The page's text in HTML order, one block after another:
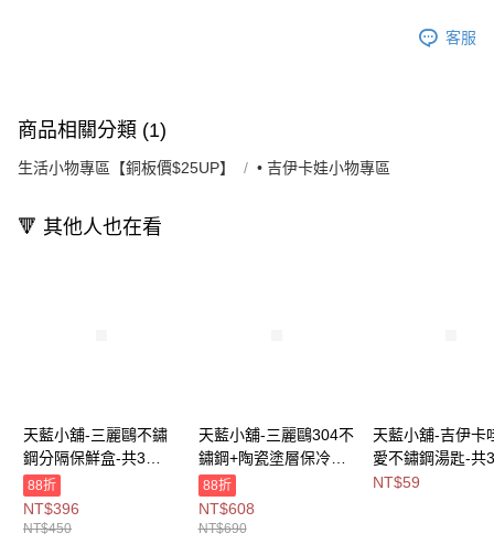
客服
商品相關分類 (1)
生活小物專區【銅板價$25UP】 • 吉伊卡娃小物專區
🔻 其他人也在看
天藍小舖-三麗鷗不鏽
鋼分隔保鮮盒-共3
色-$450【A11115910
】
88折
NT$396
NT$450
天藍小舖-三麗鷗304不
鏽鋼+陶瓷塗層保冷杯
850ML(附杯套)-共4
色-$690【A11115658
】
88折
NT$608
NT$690
天藍小舖-吉伊卡
愛不鏽鋼湯匙-共3
色-$59【
NT$59